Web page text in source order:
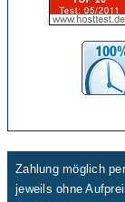
Zahlung möglich
jeweils ohne